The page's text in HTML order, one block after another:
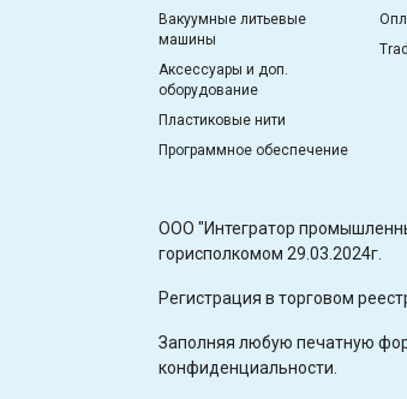
Вакуумные литьевые
машины
Аксессуары и доп.
оборудование
Пластиковые нити
Программное обеспечение
OOO "Интегратор
горисполкомом 29.03.2024г.
Регистрация в торговом
Заполняя любую печатную
конфиденциальности.